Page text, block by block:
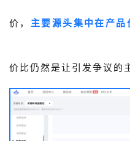
价， 主要源头集中在产
价比仍然是让引发争议的